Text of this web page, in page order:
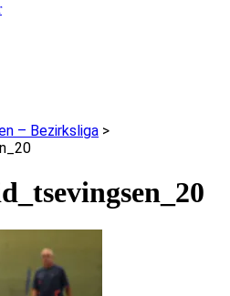
– Bezirksliga >